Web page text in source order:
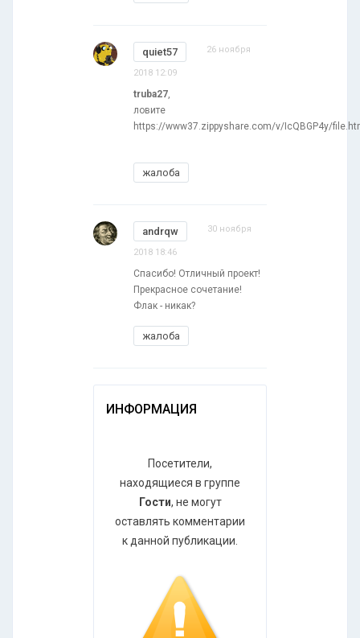
quiet57 26 ноября
2018 12:09
truba27,
ловите
https://www37.zippyshare.com/v/IcQBGP4y/
жалоба
andrqw 30 ноября
2018 18:46
Спасибо! Отличный проект!
Прекрасное сочетание!
Флак - никак?
жалоба
ИНФОРМАЦИЯ
Посетители,
находящиеся в группе
Гости, не могут
оставлять комментарии
к данной публикации.